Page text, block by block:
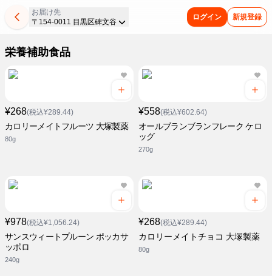
お届け先
〒154-0011 目黒区碑文谷
ログイン 新規登録
栄養補助食品
¥268(税込¥289.44)
カロリーメイトフルーツ 大塚製薬
80g
¥558(税込¥602.64)
オールブランブランフレーク ケロ
ッグ
270g
¥978(税込¥1,056.24)
サンスウィートプルーン ポッカサ
ッポロ
240g
¥268(税込¥289.44)
カロリーメイトチョコ 大塚製薬
80g